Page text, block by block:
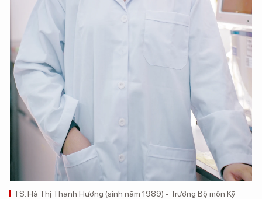
TS. Hà Thị Thanh Hương (sinh năm 1989) - Trưởng Bộ môn Kỹ